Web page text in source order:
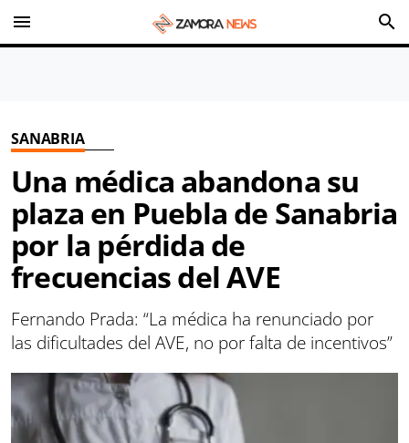
menu search
SANABRIA
Una médica abandona su
plaza en Puebla de Sanabria
por la pérdida de
frecuencias del AVE
Fernando Prada: “La médica ha renunciado por
las dificultades del AVE, no por falta de incentivos”